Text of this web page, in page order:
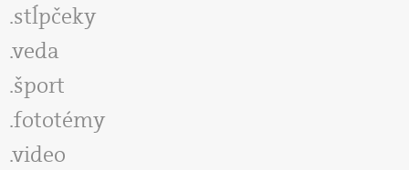
stĺpčeky
veda
šport
fototémy
video